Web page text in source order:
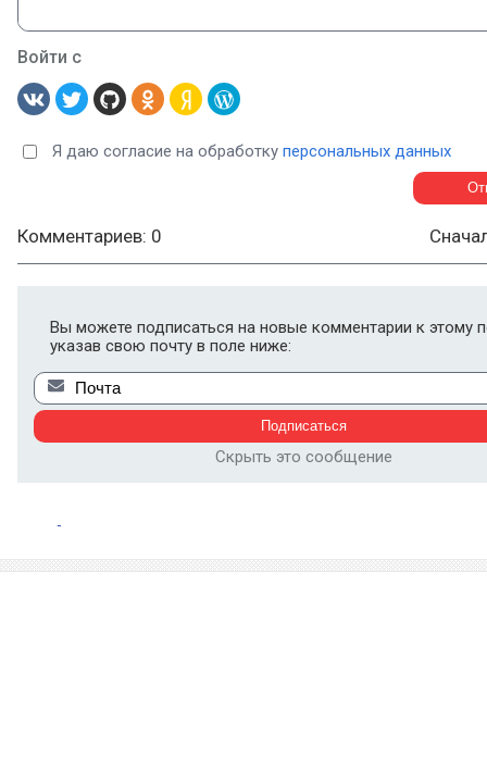
Войти с
Я даю согласие на обработку персональных данных
Комментариев: 0
Вы можете подписаться на новые комментарии к этому
указав свою почту в поле ниже:
Скрыть это сообщение